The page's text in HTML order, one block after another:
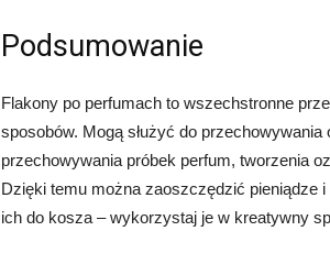
Podsumowanie
Flakony po perfumach to wszechstronne
sposobów. Mogą służyć do
przechowywania próbek perfum, tworzenia
Dzięki temu można zaoszczędzić pieniądze
ich do kosza – wykorzystaj je w kreatywny